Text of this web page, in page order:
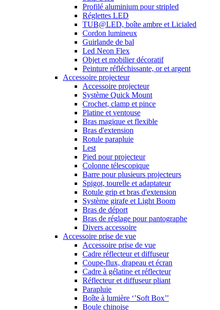
Profilé aluminium pour stripled
Réglettes LED
TUB@LED, boîte ambre et Licialed
Cordon lumineux
Guirlande de bal
Led Neon Flex
Objet et mobilier décoratif
Peinture réfléchissante, or et argent
Accessoire projecteur
Accessoire projecteur
Système Quick Mount
Crochet, clamp et pince
Platine et ventouse
Bras magique et flexible
Bras d'extension
Rotule parapluie
Lest
Pied pour projecteur
Colonne télescopique
Barre pour plusieurs projecteurs
Spigot, tourelle et adaptateur
Rotule grip et bras d'extension
Système girafe et Light Boom
Bras de déport
Bras de réglage pour pantographe
Divers accessoire
Accessoire prise de vue
Accessoire prise de vue
Cadre réflecteur et diffuseur
Coupe-flux, drapeau et écran
Cadre à gélatine et réflecteur
Réflecteur et diffuseur pliant
Parapluie
Boîte à lumière ‘’Soft Box’’
Boule chinoise